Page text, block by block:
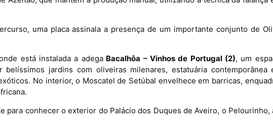
uma placa assinala a presença de um importante conjunto de
está instalada a adegaBacalhôa – Vinhos de Portugal (2), um
jardins com oliveiras milenares, estatuária
No interior, o Moscatel de Setúbal envelhece em barricas,
para conhecer o exterior do Palácio dos Duques de Aveiro, o